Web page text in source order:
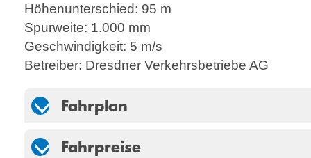
Höhenunterschied: 95 m
Spurweite: 1.000 mm
Geschwindigkeit: 5 m/s
Betreiber: Dresdner Verkehrsbetriebe AG
Fahrplan
Fahrpreise